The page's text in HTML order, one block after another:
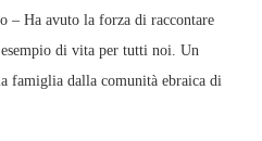
– Ha avuto la forza di raccontare
di vita per tutti noi. Un
famiglia dalla comunità ebraica di